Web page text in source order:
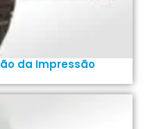
da Impressão